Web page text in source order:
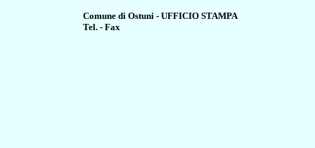
Comune di Ostuni - UFFICIO STAMPA
Tel. - Fax